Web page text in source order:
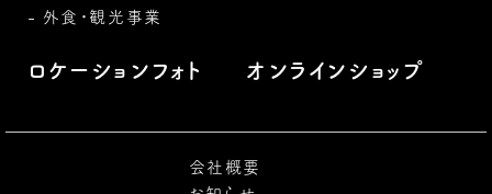
外食・観光事業
ロケーションフォト オンラインショップ
会社概要